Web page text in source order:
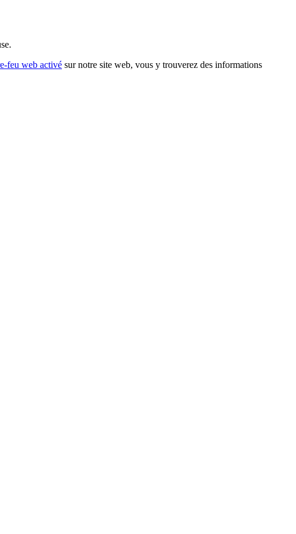
feu web activé sur notre site web, vous y trouverez des informations